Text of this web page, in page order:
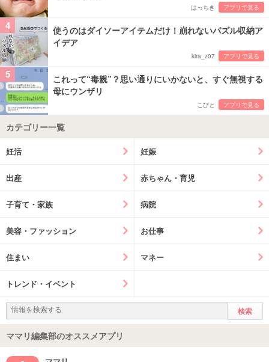
はっちき アプリで見る
4
使うのはダイソーアイテムだけ！崩れないパズル収納ア
イデア
kira_z07 アプリで見る
5
これって“毒親”？思い通りにいかないと、すぐ無視する
母にウンザリ
こびと アプリで見る
カテゴリー一覧
妊活 妊娠
出産 赤ちゃん・育児
子育て・家族 病院
美容・ファッション お仕事
住まい マネー
トレンド・イベント
ママリ編集部のオススメアプリ